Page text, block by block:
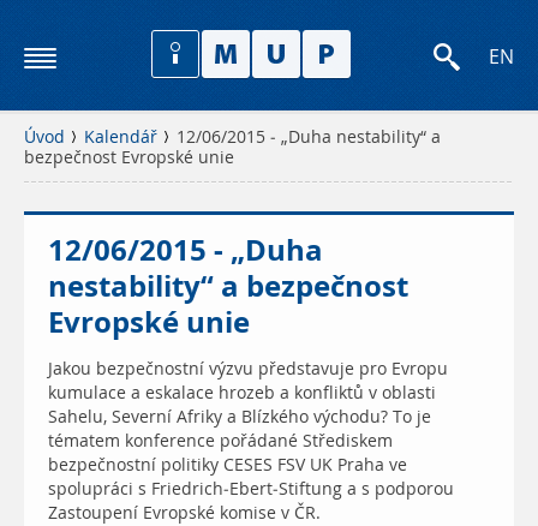
EN
Úvod Kalendář
12/06/2015 - „Duha nestability“ a
bezpečnost Evropské unie
12/06/2015 - „Duha
nestability“ a bezpečnost
Evropské unie
Jakou bezpečnostní výzvu představuje pro Evropu
kumulace a eskalace hrozeb a konfliktů v oblasti
Sahelu, Severní Afriky a Blízkého východu? To je
tématem konference pořádané Střediskem
bezpečnostní politiky CESES FSV UK Praha ve
spolupráci s Friedrich-Ebert-Stiftung a s podporou
Zastoupení Evropské komise v ČR.